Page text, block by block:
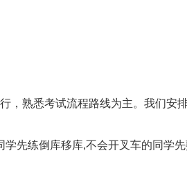
，熟悉考试流程路线为主。我们安
先练倒库移库,不会开叉车的同学